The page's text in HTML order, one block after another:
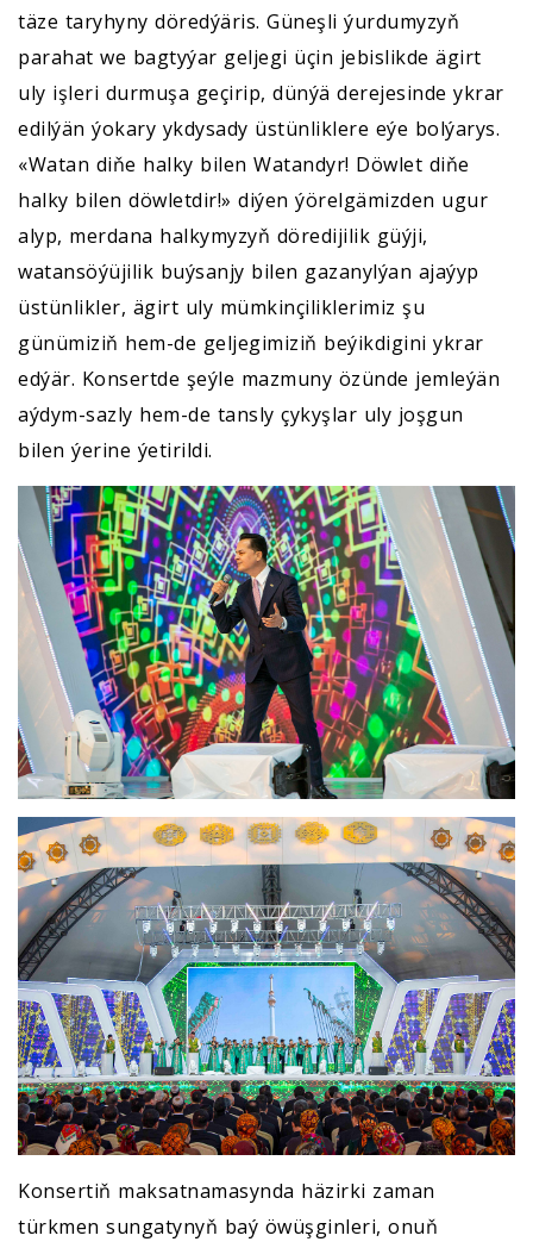
täze taryhyny döredýäris. Güneşli ýurdumyzyň
parahat we bagtyýar geljegi üçin jebislikde ägirt
uly işleri durmuşa geçirip, dünýä derejesinde ykrar
edilýän ýokary ykdysady üstünliklere eýe bolýarys.
«Watan diňe halky bilen Watandyr! Döwlet diňe
halky bilen döwletdir!» diýen ýörelgämizden ugur
alyp, merdana halkymyzyň döredijilik güýji,
watansöýüjilik buýsanjy bilen gazanylýan ajaýyp
üstünlikler, ägirt uly mümkinçiliklerimiz şu
günümiziň hem-de geljegimiziň beýikdigini ykrar
edýär. Konsertde şeýle mazmuny özünde jemleýän
aýdym-sazly hem-de tansly çykyşlar uly joşgun
bilen ýerine ýetirildi.
Konsertiň maksatnamasynda häzirki zaman
türkmen sungatynyň baý öwüşginleri, onuň